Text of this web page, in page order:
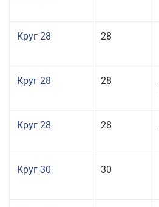
Круг 28 28
Круг 28 28
Круг 28 28
Круг 30 30